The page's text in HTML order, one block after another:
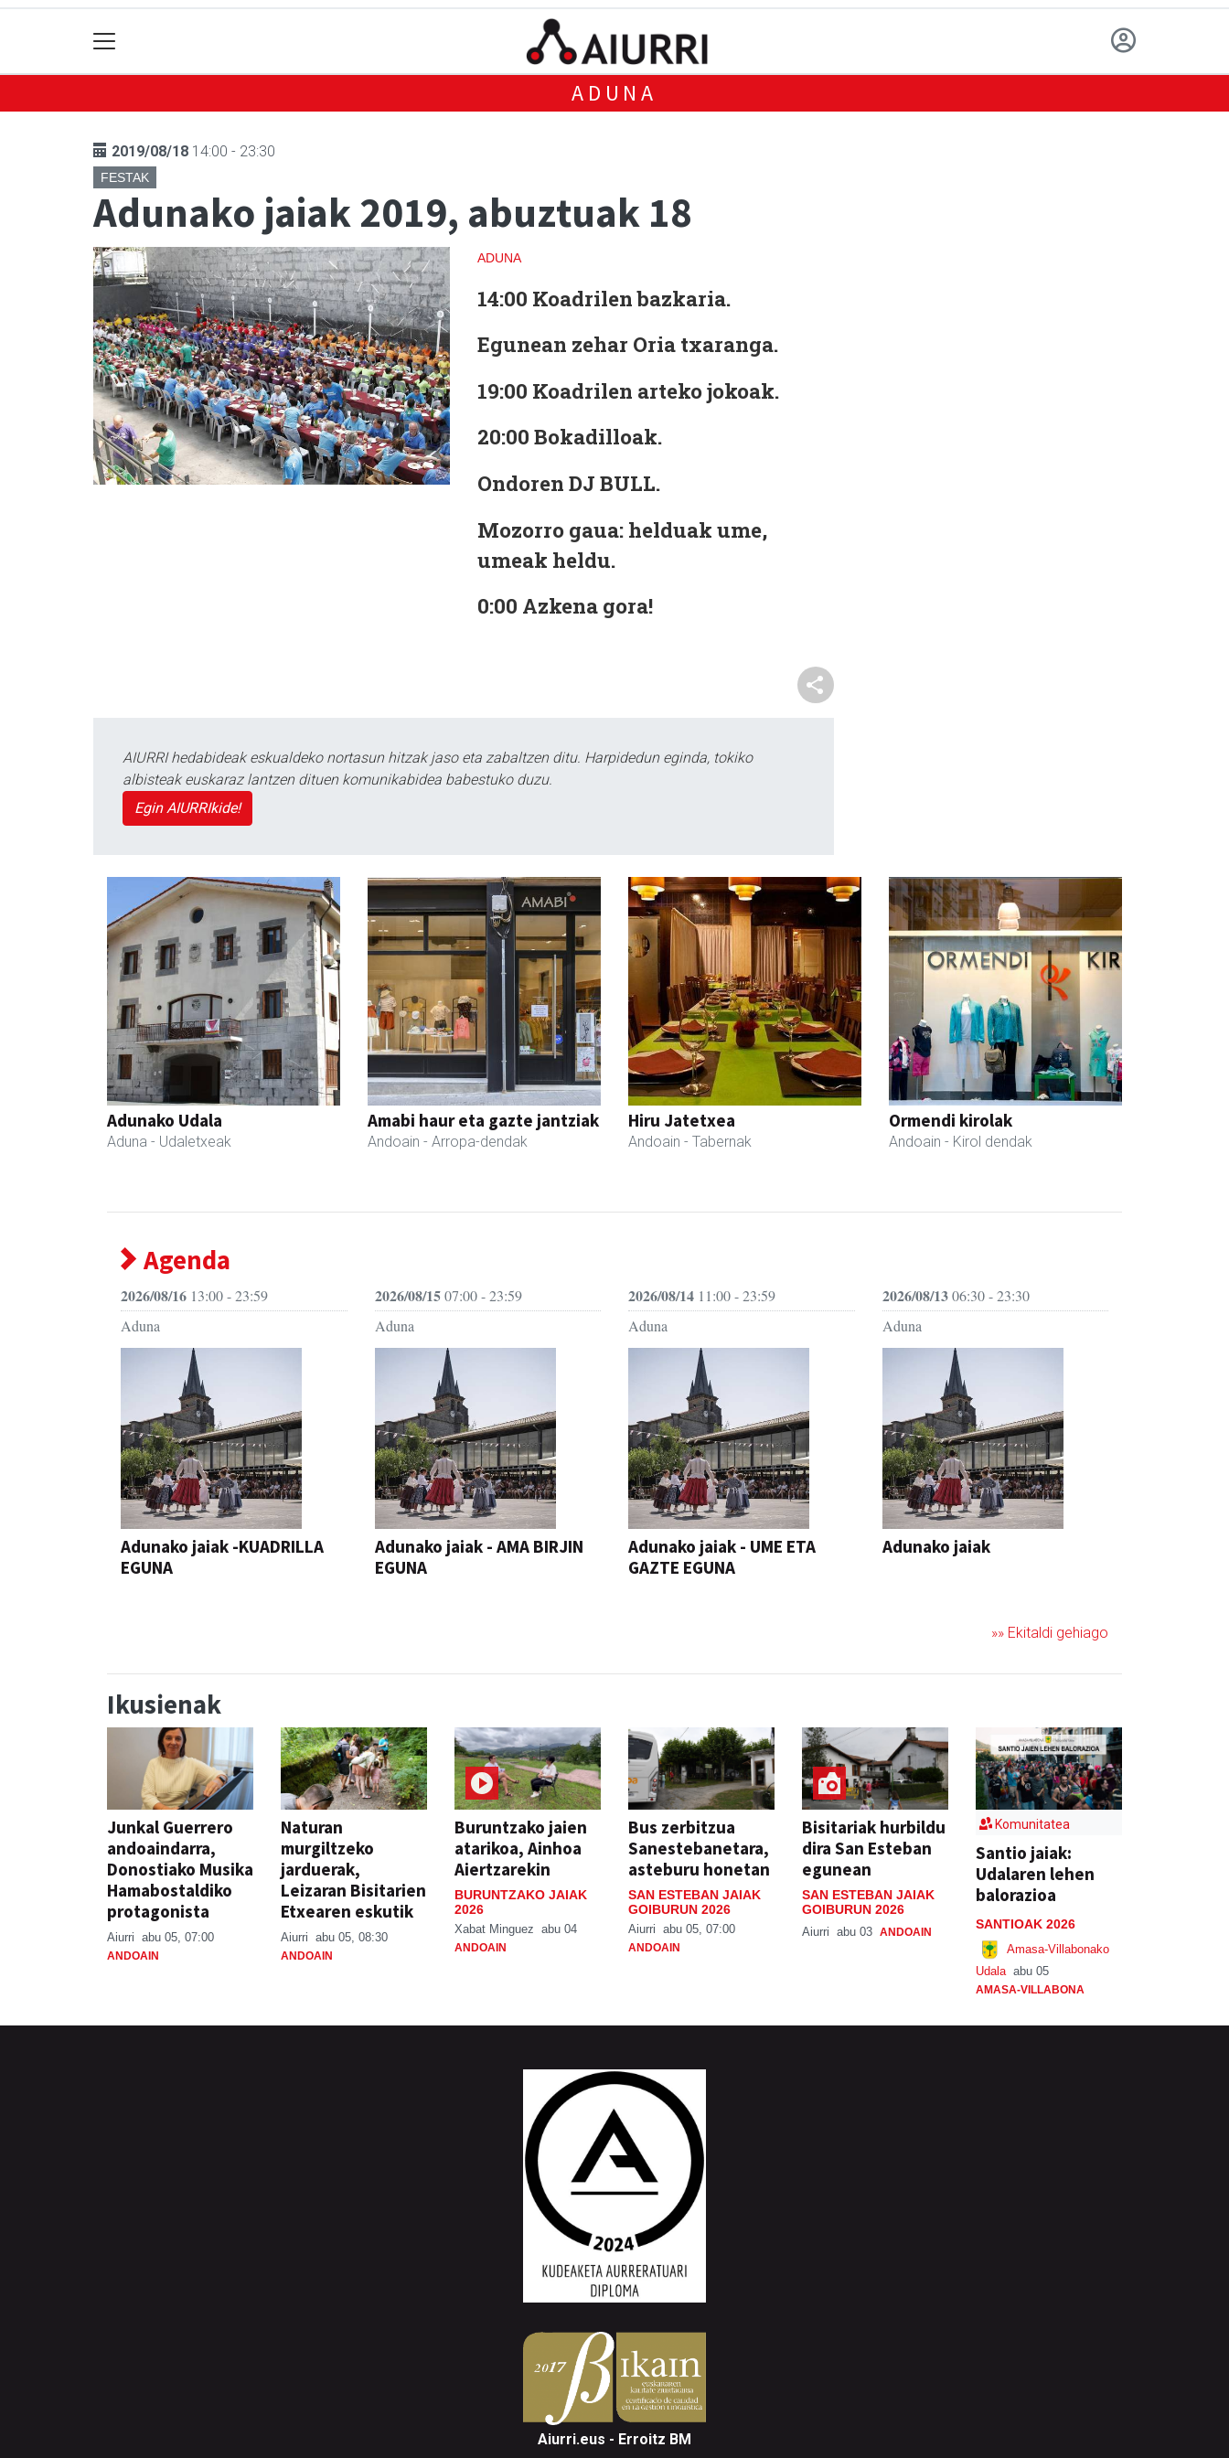
ADUNA
2019/08/18 14:00 - 23:30
FESTAK
Adunako jaiak 2019, abuztuak 18
ADUNA
14:00 Koadrilen bazkaria.
Egunean zehar Oria txaranga.
19:00 Koadrilen arteko jokoak.
20:00 Bokadilloak.
Ondoren DJ BULL.
Mozorro gaua: helduak ume,
umeak heldu.
0:00 Azkena gora!
AIURRI hedabideak eskualdeko nortasun hitzak jaso eta zabaltzen ditu. Harpidedun eginda, tokiko
albisteak euskaraz lantzen dituen komunikabidea babestuko duzu.
Egin AIURRIkide!
Adunako Udala
Aduna - Udaletxeak
Amabi haur eta gazte jantziak
Andoain - Arropa-dendak
Hiru Jatetxea
Andoain - Tabernak
Ormendi kirolak
Andoain - Kirol dendak
Agenda
2026/08/16 13:00 - 23:59
Aduna
Adunako jaiak -KUADRILLA
EGUNA
2026/08/1507:00 - 23:59
Aduna
Adunako jaiak - AMA BIRJIN
EGUNA
2026/08/14 11:00 - 23:59
Aduna
Adunako jaiak - UME ETA
GAZTE EGUNA
2026/08/1306:30 - 23:30
Aduna
Adunako jaiak
»» Ekitaldi gehiago
Ikusienak
Junkal Guerrero
andoaindarra,
Donostiako Musika
Hamabostaldiko
protagonista
Aiurri abu 05, 07:00
ANDOAIN
Naturan
murgiltzeko
jarduerak,
Leizaran Bisitarien
Etxearen eskutik
Aiurri abu 05, 08:30
ANDOAIN
Buruntzako jaien
atarikoa, Ainhoa
Aiertzarekin
BURUNTZAKO JAIAK
2026
Xabat Minguez abu 04
ANDOAIN
Bus zerbitzua
Sanestebanetara,
asteburu honetan
SAN ESTEBAN JAIAK
GOIBURUN 2026
Aiurri abu 05, 07:00
ANDOAIN
Bisitariak hurbildu
dira San Esteban
egunean
SAN ESTEBAN JAIAK
GOIBURUN 2026
Aiurri abu 03 ANDOAIN
Komunitatea
Santio jaiak:
Udalaren lehen
balorazioa
SANTIOAK 2026
Amasa-Villabonako
Udala abu 05
AMASA-VILLABONA
Aiurri.eus - Erroitz BM